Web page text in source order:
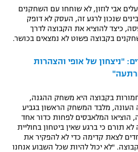
אבי לוזון, לא שוחחו עם השחקנים
שנכון לרגע זה, העסק לא דופק
כיצד להוציא את הקבוצה לדרך
בקבוצה פשוט לא נמצאים בכושר.
"ניצחון של אופי והצהרות
בקבוצה היא משחק ההגנה,
מלבד המשחק הראשון בגביע
הוציאו המלאבסים לפחות כדור אחד
תורם כי ברגע שאין ביטחון בחוליית
לצאת קדימה כדי לא להפקיר את
"לא יכול להיות שכל השבוע אנחנו